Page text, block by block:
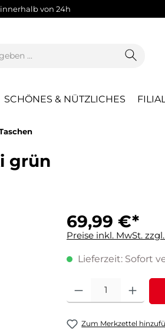
von 24h
SCHÖNES & NÜTZLICHES
grün
69,99 €*
Preise inkl. MwSt.
Lieferzeit: Sofort
Produkt Anzahl: Gib den
Zum Merkzettel